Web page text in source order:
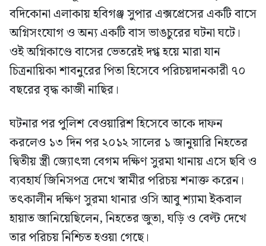
বদিকোনা এলাকায় হবিগঞ্জ সুপার এক্সপ্রেসের একটি বাসে
অগ্নিসংযোগ ও অন্য একটি বাস ভাঙচুরের ঘটনা ঘটে।
ওই অগ্নিকাণ্ডে বাসের ভেতরেই দগ্ধ হয়ে মারা যান
চিত্রনায়িকা শাবনুরের পিতা হিসেবে পরিচয়দানকারী ৭০
বছরের বৃদ্ধ কাজী নাছির।
ঘটনার পর পুলিশ বেওয়ারিশ হিসেবে তাকে দাফন
করলেও ১৩ দিন পর ২০১২ সালের ১ জানুয়ারি নিহতের
দ্বিতীয় স্ত্রী জ্যোৎস্না বেগম দক্ষিণ সুরমা থানায় এসে ছবি ও
ব্যবহার্য জিনিসপত্র দেখে স্বামীর পরিচয় শনাক্ত করেন।
তৎকালীন দক্ষিণ সুরমা থানার ওসি আবু শ্যামা ইকবাল
হায়াত জানিয়েছিলেন, নিহতের জুতা, ঘড়ি ও বেল্ট দেখে
তার পরিচয় নিশ্চিত হওয়া গেছে।